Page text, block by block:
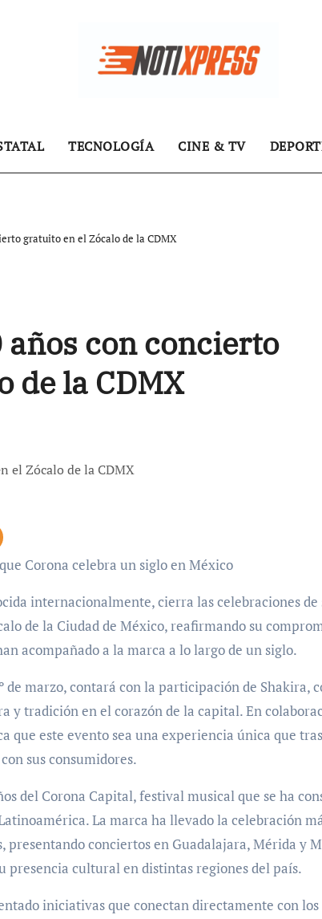
TECNOLOGÍA CINE & TV
gratuito en el Zócalo de la CDMX
con concierto
de la CDMX
Corona celebra un siglo en México
internacionalmente, cierra las celebraciones de
de la Ciudad de México, reafirmando su
acompañado a la marca a lo largo de un siglo.
marzo, contará con la participación de Shakira,
y tradición en el corazón de la capital. En
que este evento sea una experiencia única que
sus consumidores.
del Corona Capital, festival musical que se ha
La marca ha llevado la celebración
presentando conciertos en Guadalajara, Mérida y
cultural en distintas regiones del país.
iniciativas que conectan directamente con los